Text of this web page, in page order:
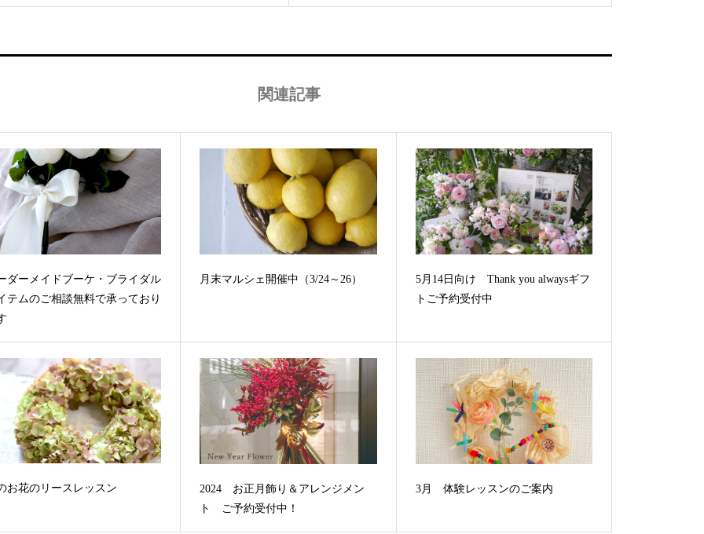
関連記事
ダーメイドブーケ・ブライダル
テムのご相談無料で承っており
月末マルシェ開催中（3/24～26）
5月14日向け Thank you alwaysギフ
トご予約受付中
お花のリースレッスン
2024 お正月飾り＆アレンジメン
ト ご予約受付中！
3月 体験レッスンのご案内